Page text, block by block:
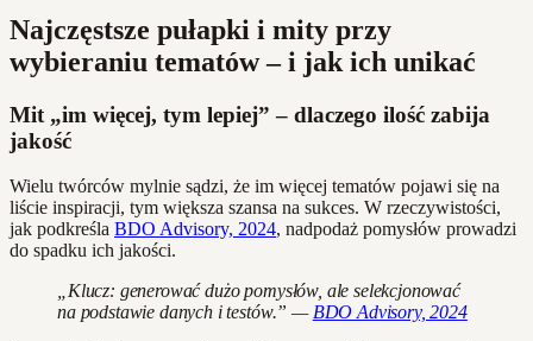
Najczęstsze pułapki i mity przy
wybieraniu tematów – i jak ich unikać
Mit „im więcej, tym lepiej” – dlaczego ilość zabija
jakość
Wielu twórców mylnie sądzi, że im więcej tematów pojawi się na
liście inspiracji, tym większa szansa na sukces. W rzeczywistości,
jak podkreśla BDO Advisory, 2024, nadpodaż pomysłów prowadzi
do spadku ich jakości.
„Klucz: generować dużo pomysłów, ale selekcjonować
na podstawie danych i testów.” —BDO Advisory, 2024